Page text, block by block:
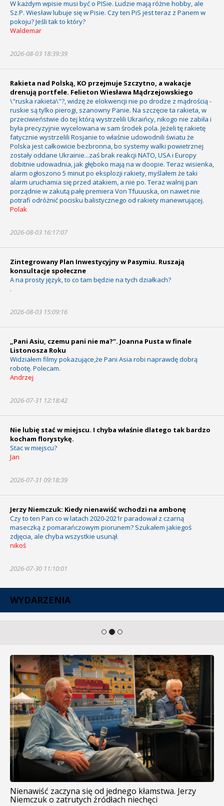
W każdym wpisie musi być o PISie. Ludzie mają różne hobby, ale
Sz.P. Wiesław lubuje się w Pisie. Czy ten PiS jest teraz z Panem w
pokoju? Jeśli tak to który?
Waldemar
2026-08-03 18:39:39
Rakieta nad Polską, KO przejmuje Szczytno, a wakacje
drenują portfele. Felieton Wiesława Mądrzejowskiego
\"ruska rakieta\"?, widzę że elokwencji nie po drodze z mądrością -
ruskie są tylko pierogi, szanowny Panie. Na szczęcie ta rakieta, w
przeciwieństwie do tej którą wystrzelili Ukraińcy, nikogo nie zabiła i
była precyzyjnie wycelowana w sam środek pola. Jeżeli tę rakietę
fatycznie wystrzelili Rosjanie to właśnie udowodnili światu że
Polska jest całkowicie bezbronna, bo systemy walki powietrznej
zostały oddane Ukrainie...zaś brak reakcji NATO, USA i Europy
dobitnie udowadnia, jak głęboko mają na w doopie. Teraz wisienka,
alarm ogłoszono 5 minut po eksplozji rakiety, myślałem że taki
alarm uruchamia się przed atakiem, a nie po. Teraz walnij pan
porządnie w zakutą pałę premiera Von Tfuuuska, on nawet nie
potrafi odróżnić pocisku balistycznego od rakiety manewrującej.
Polak
2026-08-03 16:17:07
Zintegrowany Plan Inwestycyjny w Pasymiu. Ruszają
konsultacje społeczne
A na prosty język, to co tam będzie na tych działkach?
.
2026-08-03 15:09:16
„Pani Asiu, czemu pani nie ma?”. Joanna Pusta w finale
Listonosza Roku
Widziałem filmy pokazujące,że Pani Asia robi naprawdę dobrą
robotę. Polecam.
Andrzej
2026-07-31 12:18:42
Nie lubię stać w miejscu. I chyba właśnie dlatego tak bardzo
kocham florystykę.
Stac w miejscu?
Jan
2026-07-31 09:18:39
Jerzy Niemczuk: Kiedy nienawiść wchodzi na ambonę
Czy to ten Pan co w latach 2020-2021r paradował z czarną
maseczką z pomarańczowym piorunem? Szukałem jakiegoś
zdjęcia, ale chyba wszystkie usunął.
nikoś
2026-07-30 11:10:01
WYDARZENIA
Nienawiść zaczyna się od jednego kłamstwa. Jerzy
Niemczuk o zatrutych źródłach niechęci